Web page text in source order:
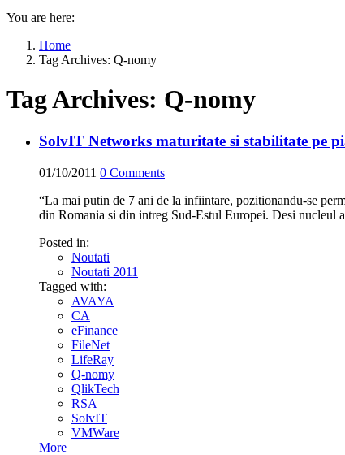
You are here:
Home
Tag Archives: Q-nomy
Tag Archives: Q-nomy
SolvIT Networks maturitate si stabilitate pe
01/10/2011 0 Comments
“La mai putin de 7 ani de la infiintare, pozitionandu-se
din Romania si din intreg Sud-Estul Europei. Desi
Posted in:
Noutati
Noutati 2011
Tagged with:
AVAYA
CA
eFinance
FileNet
LifeRay
Q-nomy
QlikTech
RSA
SolvIT
VMWare
More